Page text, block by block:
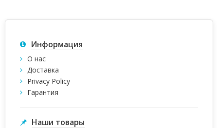
Информация
О нас
Доставка
Privacy Policy
Гарантия
Наши товары